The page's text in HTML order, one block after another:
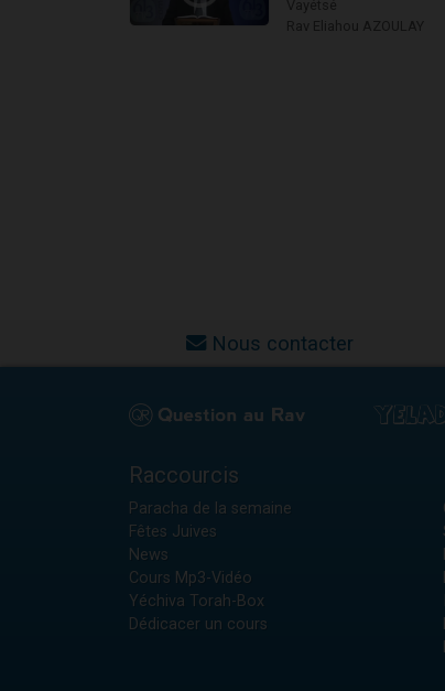
Nous contacter
Raccourcis
Paracha de la semaine
Fêtes Juives
News
Cours Mp3-Vidéo
Yéchiva Torah-Box
Dédicacer un cours